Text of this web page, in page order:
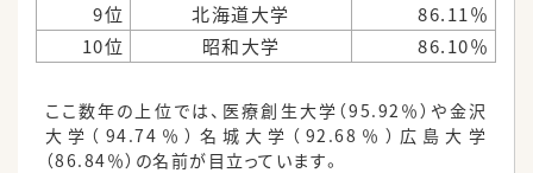
9位
北海道大学
86.11％
10位
昭和大学 86.10％
ここ数年の上位では、医療創生大学（95.92％）や金沢
大学（94.74％）名城大学（92.68％）広島大学
（86.84％）の名前が目立っています。